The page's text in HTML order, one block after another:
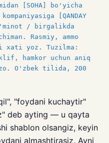
[SOHA] bo'yicha
[QANDAY
/ birgalikda
Rasmiy, ammo
xati yoz. Tuzilma:
hamkor uchun aniq
O'zbek tilida, 200
"foydani kuchaytir"
deb ayting — u qayta
shablon olsangiz, keyin
almashtirasiz. Ayni